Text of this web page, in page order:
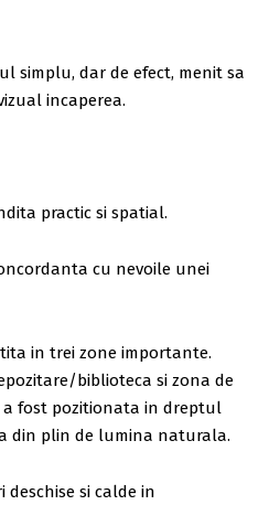
simplu, dar de efect, menit sa
incaperea.
practic si spatial.
cu nevoile unei
in trei zone importante.
biblioteca si zona de
fost pozitionata in dreptul
din plin de lumina naturala.
si calde in